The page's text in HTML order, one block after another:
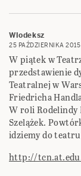
Wlodeksz
25 PAŹDZIERNIKA 2015
W piątek w
przedstawienie
Teatralnej w
Friedricha
W roli Rodelindy
Szelążek.
idziemy do
http://